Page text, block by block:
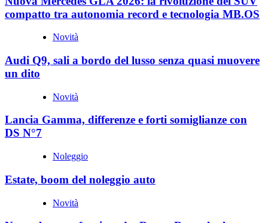
compatto tra autonomia record e tecnologia MB.OS
Novità
Audi Q9, sali a bordo del lusso senza quasi muovere
un dito
Novità
Lancia Gamma, differenze e forti somiglianze con
DS N°7
Noleggio
Estate, boom del noleggio auto
Novità